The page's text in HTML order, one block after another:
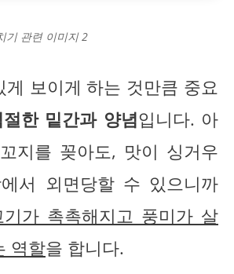
기 관련 이미지 2
게 보이게 하는 것만큼 중요
절한 밑간과 양념입니다. 아
지를 꽂아도, 맛이 싱거우
서 외면당할 수 있으니까
기가 촉촉해지고 풍미가 살
역할을 합니다.